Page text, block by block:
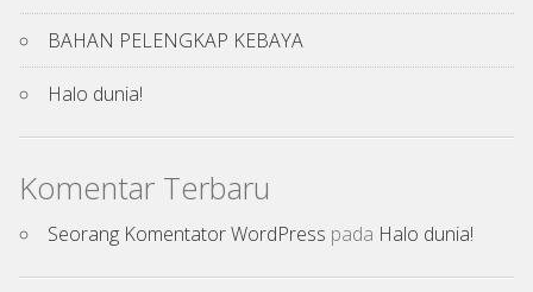
BAHAN PELENGKAP KEBAYA
Halo dunia!
Komentar Terbaru
Seorang Komentator WordPress pada Halo dunia!